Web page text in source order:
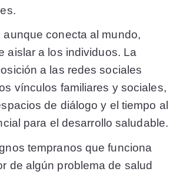
aunque conecta al mundo,
aislar a los individuos. La
a las redes sociales
vínculos familiares y sociales,
de diálogo y el tiempo al
para el desarrollo saludable.
tempranos que funciona
de algún problema de salud